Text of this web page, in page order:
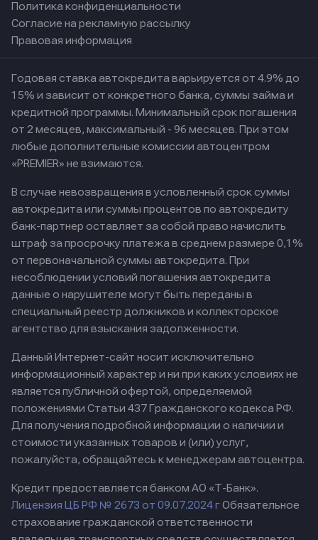
Политика конфиденциальности
Согласие на рекламную рассылку
Правовая информация
Годовая ставка автокредита варьируется от 4.9% до
15% и зависит от конкретного банка, суммы займа и
кредитной программы. Минимальный срок погашения
от 2 месяцев, максимальный - 96 месяцев. При этом
любые дополнительные комиссии автоцентром
«PREMIER» не взимаются.
В случае невозвращения в условленный срок суммы
автокредита или суммы процентов по автокредиту
банк-партнер оставляет за собой право начислить
штраф за просрочку платежа в среднем размере 0,1%
от первоначальной суммы автокредита. При
несоблюдении условий погашения автокредита
данные о нарушителе могут быть переданы в
специальный реестр должников и коллекторское
агентство для взыскания задолженности.
Данный Интернет-сайт носит исключительно
информационный характер и ни при каких условиях не
является публичной офертой, определяемой
положениями Статьи 437 Гражданского кодекса РФ.
Для получения подробной информации о наличии и
стоимости указанных товаров и (или) услуг,
пожалуйста, обращайтесь к менеджерам автоцентра.
Кредит предоставляется банком АО «Т-Банк».
Лицензия ЦБ РФ № 2673 от 09.07.2024 гОбязательное
страхование гражданской ответственности